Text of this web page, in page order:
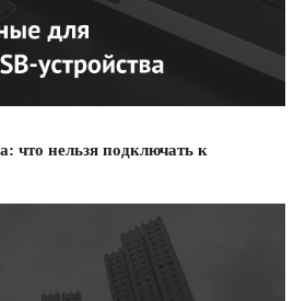
что нельзя подключать к